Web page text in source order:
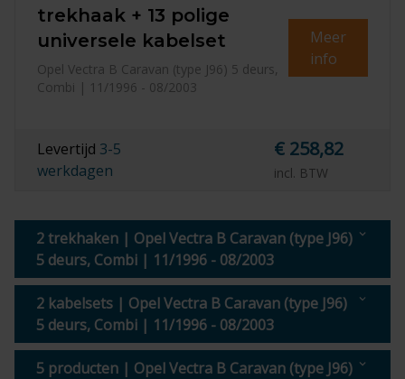
trekhaak + 13 polige
universele kabelset
Opel Vectra B Caravan (type J96) 5 deurs,
Combi | 11/1996 - 08/2003
Meer
info
Levertijd 3-5
werkdagen
€ 258,82
incl. BTW
2 trekhaken | Opel Vectra B Caravan (type J96)
5 deurs, Combi | 11/1996 - 08/2003
2 kabelsets | Opel Vectra B Caravan (type J96)
5 deurs, Combi | 11/1996 - 08/2003
5 producten | Opel Vectra B Caravan (type J96)